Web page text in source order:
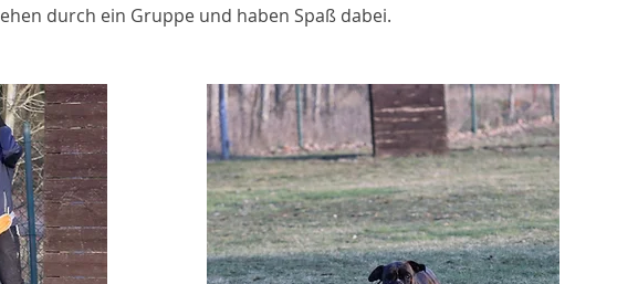
durch ein Gruppe und haben Spaß dabei.